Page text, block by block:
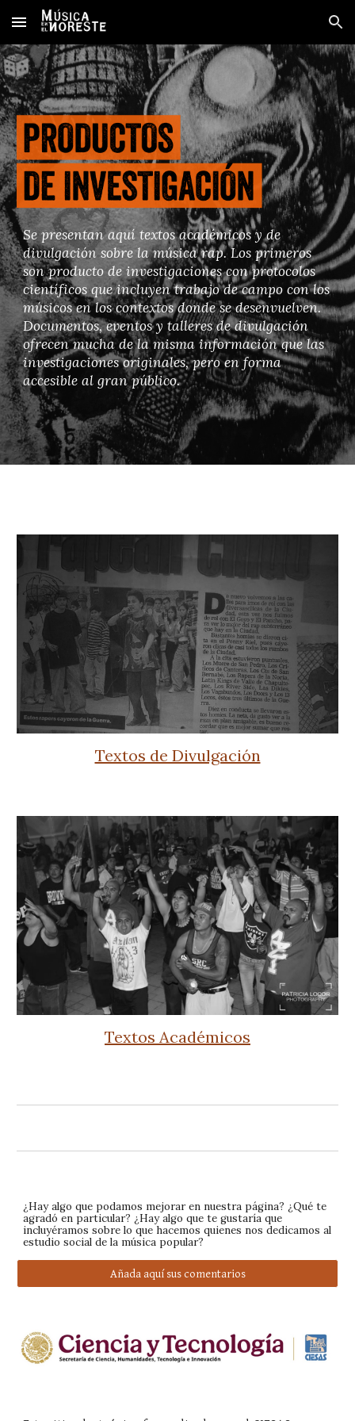
Skip to main content Skip to navigation
Se presentan aquí textos académicos y de
divulgación sobre la música rap. Los primeros
son producto de investigaciones con protocolos
científicos que incluyen trabajo de campo con los
músicos en los contextos donde se desenvuelven.
Documentos, eventos y talleres de divulgación
ofrecen mucha de la misma información que las
investigaciones originales, pero en forma
accesible al gran público.
Textos de Divulgación
Textos Académicos
¿Hay algo que podamos mejorar en nuestra página? ¿Qué te
agradó en particular? ¿Hay algo que te gustaría que
incluyéramos sobre lo que hacemos quienes nos dedicamos al
estudio social de la música popular?
Añada aquí sus comentarios